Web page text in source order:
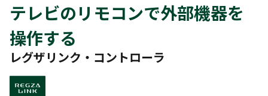
テレビのリモコンで外部機器を
操作する
レグザリンク・コントローラ